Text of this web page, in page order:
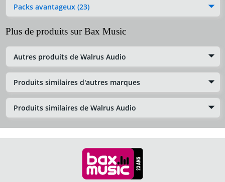
Packs avantageux (23)
Plus de produits sur Bax Music
Autres produits de Walrus Audio
Produits similaires d'autres marques
Produits similaires de Walrus Audio